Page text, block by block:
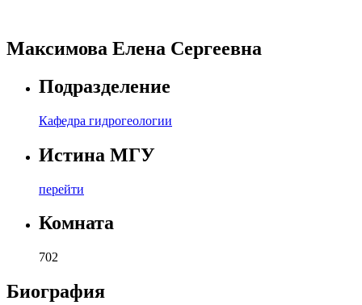
Максимова Елена Сергеевна
Подразделение
Кафедра гидрогеологии
Истина МГУ
перейти
Комната
702
Биография